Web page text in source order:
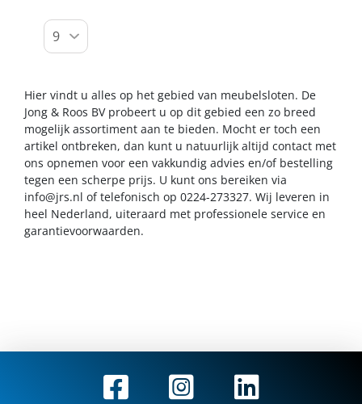
Hier vindt u alles op het gebied van meubelsloten. De
Jong & Roos BV probeert u op dit gebied een zo breed
mogelijk assortiment aan te bieden. Mocht er toch een
artikel ontbreken, dan kunt u natuurlijk altijd contact met
ons opnemen voor een vakkundig advies en/of bestelling
tegen een scherpe prijs. U kunt ons bereiken via
info@jrs.nl of telefonisch op 0224-273327. Wij leveren in
heel Nederland, uiteraard met professionele service en
garantievoorwaarden.